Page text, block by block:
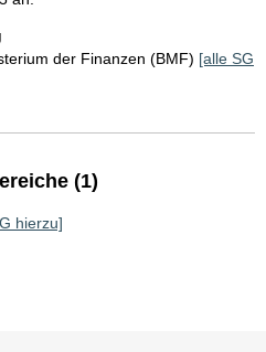
der Finanzen (BMF) [alle SG
(1)
hierzu]